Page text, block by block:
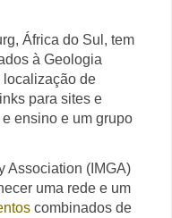
África do Sul, tem
à Geologia
localização de
para sites e
ensino e um grupo
Association (IMGA)
uma rede e um
combinados de